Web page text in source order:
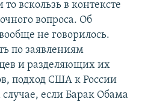
вскользь в контексте
вопроса. Об
не говорилось.
по заявлениям
и разделяющих их
подход США к России
если Барак Обама